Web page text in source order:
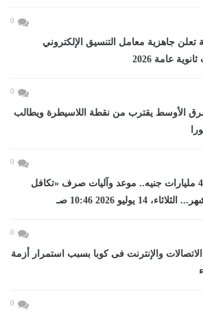
0
تعلن جاهزية معامل التنسيق الإلكتروني
عامة 2026
0
الأوسط يقترب من نقطة اللاسيطرة ويطالب
0
بميزانية تفوق 4 مليارات جنيه.. موعد وآليات صرف «تكافل
14 يوليو 2026 10:46 صـ
0
والإنترنت فى كوبا بسبب استمرار أزمة
0